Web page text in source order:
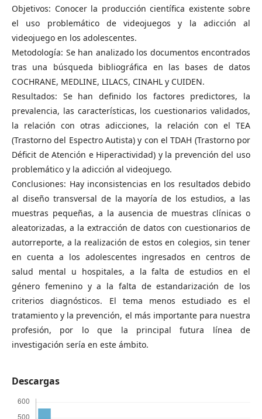
Objetivos: Conocer la producción científica existente sobre
el uso problemático de videojuegos y la adicción al
videojuego en los adolescentes.
Metodología: Se han analizado los documentos encontrados
tras una búsqueda bibliográfica en las bases de datos
COCHRANE, MEDLINE, LILACS, CINAHL y CUIDEN.
Resultados: Se han definido los factores predictores, la
prevalencia, las características, los cuestionarios validados,
la relación con otras adicciones, la relación con el TEA
(Trastorno del Espectro Autista) y con el TDAH (Trastorno por
Déficit de Atención e Hiperactividad) y la prevención del uso
problemático y la adicción al videojuego.
Conclusiones: Hay inconsistencias en los resultados debido
al diseño transversal de la mayoría de los estudios, a las
muestras pequeñas, a la ausencia de muestras clínicas o
aleatorizadas, a la extracción de datos con cuestionarios de
autorreporte, a la realización de estos en colegios, sin tener
en cuenta a los adolescentes ingresados en centros de
salud mental u hospitales, a la falta de estudios en el
género femenino y a la falta de estandarización de los
criterios diagnósticos. El tema menos estudiado es el
tratamiento y la prevención, el más importante para nuestra
profesión, por lo que la principal futura línea de
investigación sería en este ámbito.
Descargas